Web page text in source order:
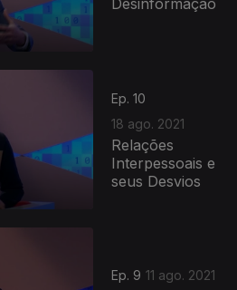
Desinformação
Ep. 10
18 ago. 2021
Relações
Interpessoais e
seus Desvios
Ep. 9 11 ago. 2021